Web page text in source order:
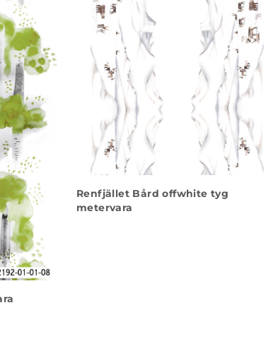
Renfjället Bård offwhite tyg
metervara